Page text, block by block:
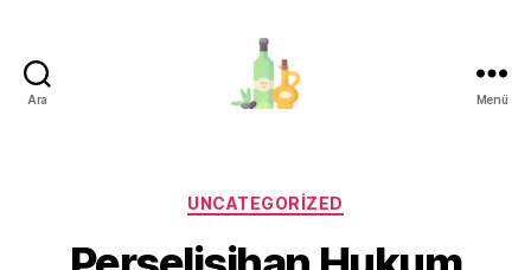
Ara Menü
Kategoriler
UNCATEGORIZED